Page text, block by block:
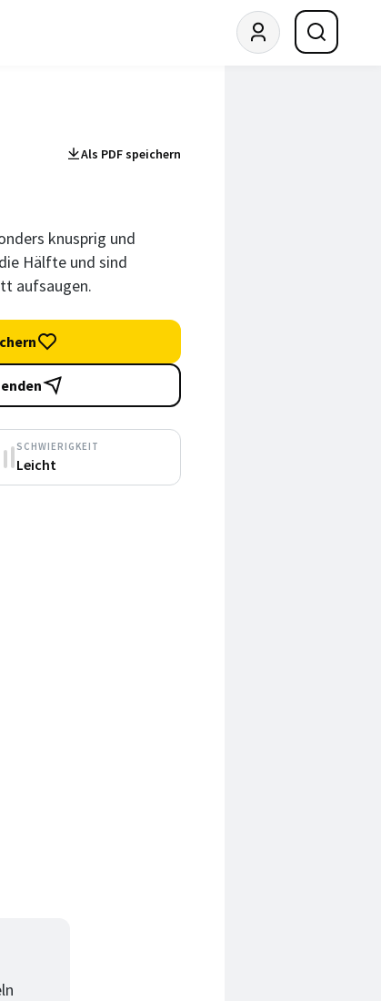
Als PDF speichern
knusprig und
Hälfte und sind
aufsaugen.
SCHWIERIGKEIT
Leicht